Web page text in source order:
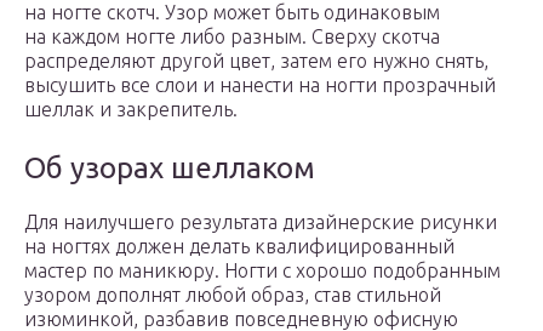
на ногте скотч. Узор может быть одинаковым
на каждом ногте либо разным. Сверху скотча
распределяют другой цвет, затем его нужно снять,
высушить все слои и нанести на ногти прозрачный
шеллак и закрепитель.
Об узорах шеллаком
Для наилучшего результата дизайнерские рисунки
на ногтях должен делать квалифицированный
мастер по маникюру. Ногти с хорошо подобранным
узором дополнят любой образ, став стильной
изюминкой, разбавив повседневную офисную